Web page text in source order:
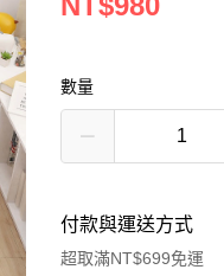
數量
付款與運送方式
超取滿NT$699免運